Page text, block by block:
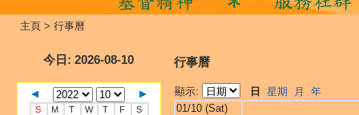
主頁 > 行事曆
今日 : 2026-08-10
S M T W T F
S
行事曆
顯示: 日 星期 月
年
01/10 (Sat)